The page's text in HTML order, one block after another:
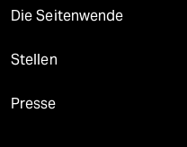
Die Seitenwende
Stellen
Presse